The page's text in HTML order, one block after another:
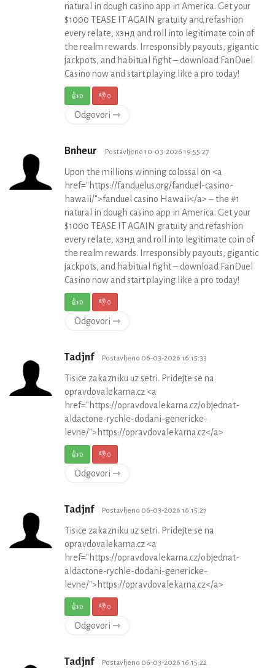
natural in dough casino app in America. Get your
$1000 TEASE IT AGAIN gratuity and refashion
every relate, хэнд and roll into legitimate coin of
the realm rewards. Irresponsibly payouts, gigantic
jackpots, and habitual fight – download FanDuel
Casino now and start playing like a pro today!
👍0 👎0
Odgovori ⇾
Bnheur Postavljeno 10-03-2026 19:55:27
Upon the millions winning colossal on <a
href="https://fanduelus.org/fanduel-casino-
hawaii/">fanduel casino Hawaii</a> – the #1
natural in dough casino app in America. Get your
$1000 TEASE IT AGAIN gratuity and refashion
every relate, хэнд and roll into legitimate coin of
the realm rewards. Irresponsibly payouts, gigantic
jackpots, and habitual fight – download FanDuel
Casino now and start playing like a pro today!
👍0 👎0
Odgovori ⇾
Tadjnf Postavljeno 06-03-2026 16:15:33
Tisice zakazniku uz setri. Pridejte se na
opravdovalekarna.cz <a
href="https://opravdovalekarna.cz/objednat-
aldactone-rychle-dodani-genericke-
levne/">https://opravdovalekarna.cz</a>
👍0 👎0
Odgovori ⇾
Tadjnf Postavljeno 06-03-2026 16:15:27
Tisice zakazniku uz setri. Pridejte se na
opravdovalekarna.cz <a
href="https://opravdovalekarna.cz/objednat-
aldactone-rychle-dodani-genericke-
levne/">https://opravdovalekarna.cz</a>
👍0 👎0
Odgovori ⇾
Tadjnf Postavljeno 06-03-2026 16:15:22